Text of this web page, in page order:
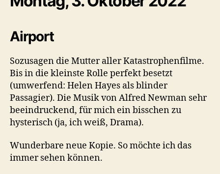
Airport
Sozusagen die Mutter aller Katastrophenfilme.
Bis in die kleinste Rolle perfekt besetzt
(umwerfend: Helen Hayes als blinder
Passagier). Die Musik von Alfred Newman sehr
beeindruckend, für mich ein bisschen zu
hysterisch (ja, ich weiß, Drama).
Wunderbare neue Kopie. So möchte ich das
immer sehen können.